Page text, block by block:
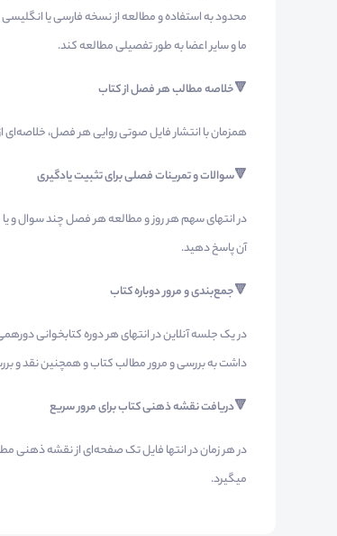
محدود به استفاده و مطالعه از نسخه فارسی یا
ما و سایر اعضا به طور تفصیلی مطالعه کند.
🔻خلاصه‌ مطالب هر فصل از کتاب
همزمان با انتشار فایل صوتی روایی هر فصل، خلاصه‌ای
🔻سوالات و تمرینات فصلی برای تثبیت یادگیری
در انتهای سهم هر روز و مطالعه هر فصل چند سوال و
آن پاسخ دهید.
🔻جمع‌بندی و مرور دوباره کتاب
در یک جلسه آنلاین در انتهای هر دوره کتابخوانی
داشت به بررسی و مرور مطالب کتاب و همچنین نقد و
🔻دریافت نقشه ذهنی کتاب برای مرور سریع
در هر زمان در انتها فایل تک صفحه‌ای از نقشه ذهنی
میگیرد.